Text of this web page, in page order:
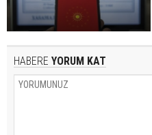
HABERE YORUM KAT